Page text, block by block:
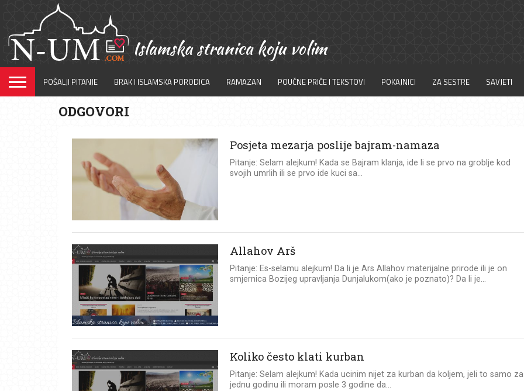
POŠALJI PITANJE BRAK I ISLAMSKA PORODICA RAMAZAN POUČNE PRIČE I TEKSTOVI POKAJNICI ZA SESTRE SAVJETI
ODGOVORI
Posjeta mezarja poslije bajram-namaza
Pitanje: Selam alejkum! Kada se Bajram klanja, ide li se prvo na groblje kod
svojih umrlih ili se prvo ide kuci sa...
Allahov Arš
Pitanje: Es-selamu alejkum! Da li je Ars Allahov materijalne prirode ili je on
smjernica Bozijeg upravljanja Dunjalukom(ako je poznato)? Da li je...
Koliko često klati kurban
Pitanje: Selam alejkum! Kada ucinim nijet za kurban da koljem, jeli to samo za
jednu godinu ili moram posle 3 godine da...